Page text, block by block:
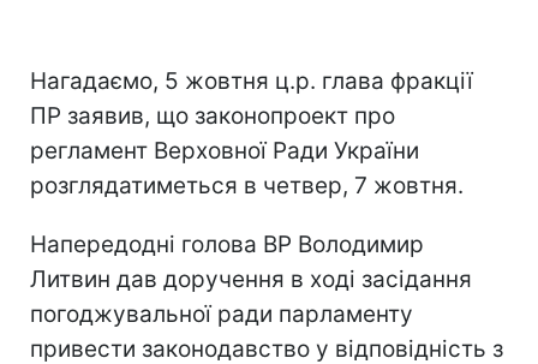
Нагадаємо, 5 жовтня ц.р. глава фракції
ПР заявив, що законопроект про
регламент Верховної Ради України
розглядатиметься в четвер, 7 жовтня.
Напередодні голова ВР Володимир
Литвин дав доручення в ході засідання
погоджувальної ради парламенту
привести законодавство у відповідність з